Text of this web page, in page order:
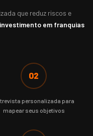
que reduz riscos e
em franquias
02
personalizada para
mapear seus objetivos